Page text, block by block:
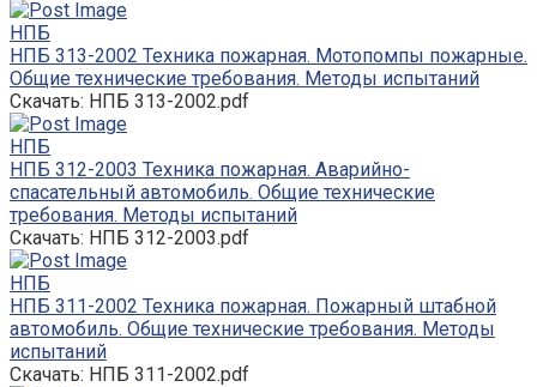
НПБ
НПБ 313-2002 Техника пожарная. Мотопомпы пожарные.
Общие технические требования. Методы испытаний
Скачать: НПБ 313-2002.pdf
НПБ
НПБ 312-2003 Техника пожарная. Аварийно-
спасательный автомобиль. Общие технические
требования. Методы испытаний
Скачать: НПБ 312-2003.pdf
НПБ
НПБ 311-2002 Техника пожарная. Пожарный штабной
автомобиль. Общие технические требования. Методы
испытаний
Скачать: НПБ 311-2002.pdf